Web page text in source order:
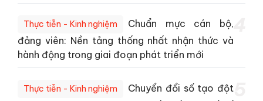
Thực tiễn - Kinh nghiệm
Chuẩn mực cán bộ,
đảng viên: Nền tảng thống nhất nhận thức và
hành động trong giai đoạn phát triển mới
Thực tiễn - Kinh nghiệm
Chuyển đổi số tạo đột